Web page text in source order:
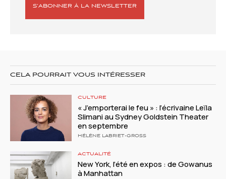
S’ABONNER À LA NEWSLETTER
CELA POURRAIT VOUS INTÉRESSER
CULTURE
« J’emporterai le feu » : l’écrivaine Leïla
Slimani au Sydney Goldstein Theater
en septembre
HÉLÈNE LABRIET-GROSS
ACTUALITÉ
New York, l’été en expos : de Gowanus
à Manhattan